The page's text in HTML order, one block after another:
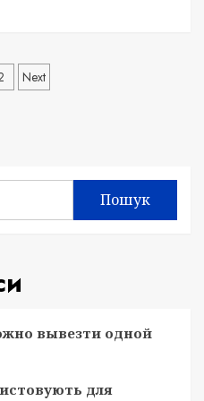
Next
Пошук
вывезти одной
для